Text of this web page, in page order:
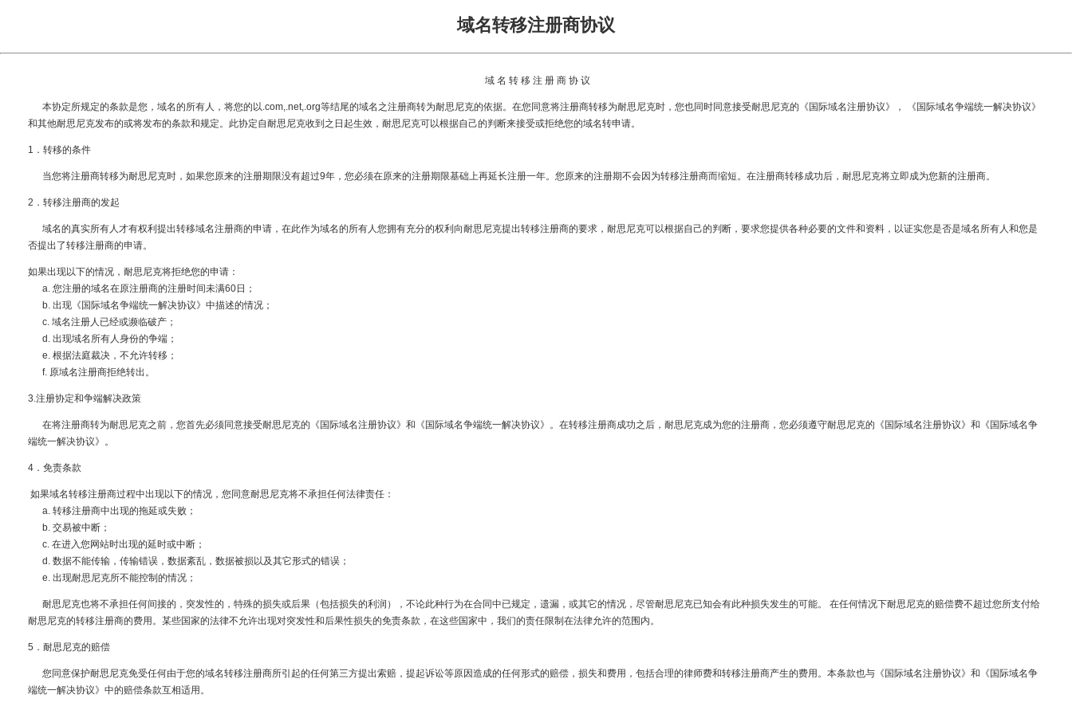
域名转移注册商协议
域 名 转 移 注 册 商 协 议
本协定所规定的条款是您，域名的所有人，将您的以.com,.net,.org等结尾的域名之注册商转为耐思尼克的依据。在您同意将注册商转移为耐思尼克时，您也同时同意接受耐思尼克的《国际域名注册协议》， 《国际域名争端统一解决协议》
和其他耐思尼克发布的或将发布的条款和规定。此协定自耐思尼克收到之日起生效，耐思尼克可以根据自己的判断来接受或拒绝您的域名转申请。
1．转移的条件
当您将注册商转移为耐思尼克时，如果您原来的注册期限没有超过9年，您必须在原来的注册期限基础上再延长注册一年。您原来的注册期不会因为转移注册商而缩短。在注册商转移成功后，耐思尼克将立即成为您新的注册商。
2．转移注册商的发起
域名的真实所有人才有权利提出转移域名注册商的申请，在此作为域名的所有人您拥有充分的权利向耐思尼克提出转移注册商的要求，耐思尼克可以根据自己的判断，要求您提供各种必要的文件和资料，以证实您是否是域名所有人和您是
否提出了转移注册商的申请。
如果出现以下的情况，耐思尼克将拒绝您的申请：
a. 您注册的域名在原注册商的注册时间未满60日；
b. 出现《国际域名争端统一解决协议》中描述的情况；
c. 域名注册人已经或濒临破产；
d. 出现域名所有人身份的争端；
e. 根据法庭裁决，不允许转移；
f. 原域名注册商拒绝转出。
3.注册协定和争端解决政策
在将注册商转为耐思尼克之前，您首先必须同意接受耐思尼克的《国际域名注册协议》和《国际域名争端统一解决协议》。在转移注册商成功之后，耐思尼克成为您的注册商，您必须遵守耐思尼克的《国际域名注册协议》和《国际域名争
端统一解决协议》。
4．免责条款
如果域名转移注册商过程中出现以下的情况，您同意耐思尼克将不承担任何法律责任：
a. 转移注册商中出现的拖延或失败；
b. 交易被中断；
c. 在进入您网站时出现的延时或中断；
d. 数据不能传输，传输错误，数据紊乱，数据被损以及其它形式的错误；
e. 出现耐思尼克所不能控制的情况；
耐思尼克也将不承担任何间接的，突发性的，特殊的损失或后果（包括损失的利润），不论此种行为在合同中已规定，遗漏，或其它的情况，尽管耐思尼克已知会有此种损失发生的可能。 在任何情况下耐思尼克的赔偿费不超过您所支付给
耐思尼克的转移注册商的费用。某些国家的法律不允许出现对突发性和后果性损失的免责条款，在这些国家中，我们的责任限制在法律允许的范围内。
5．耐思尼克的赔偿
您同意保护耐思尼克免受任何由于您的域名转移注册商所引起的任何第三方提出索赔，提起诉讼等原因造成的任何形式的赔偿，损失和费用，包括合理的律师费和转移注册商产生的费用。本条款也与《国际域名注册协议》和《国际域名争
端统一解决协议》中的赔偿条款互相适用。